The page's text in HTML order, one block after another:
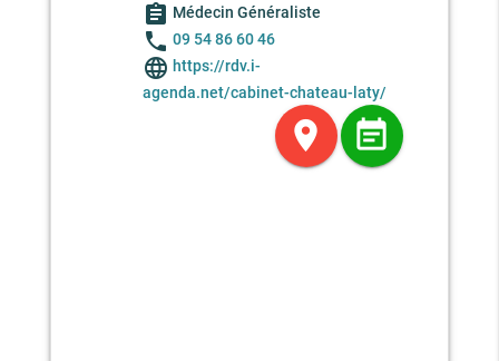
assignment Médecin Généraliste
phone 09 54 86 60 46
language https://rdv.i-
agenda.net/cabinet-chateau-laty/
location_on event_note